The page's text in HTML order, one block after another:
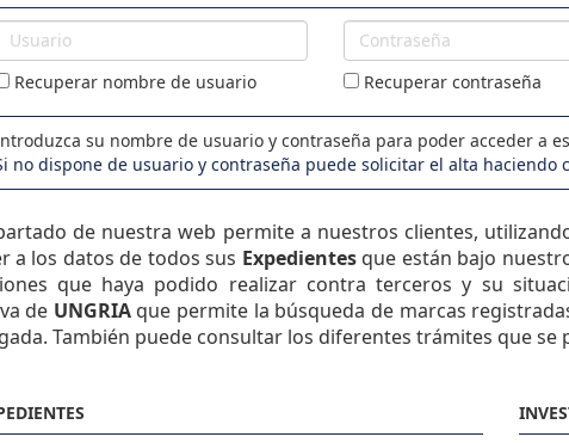
Contraseña
Recuperar nombre de usuario
Recuperar contraseña
su nombre de usuario y contraseña para poder acceder a
no dispone de usuario y contraseña puede solicitar el alta haciendo
de nuestra web permite a nuestros clientes,
a los datos de todos sus Expedientesque están bajo
que haya podido realizar contra terceros y su
de UNGRIAque permite la búsqueda de marcas
También puede consultar los diferentes trámites que